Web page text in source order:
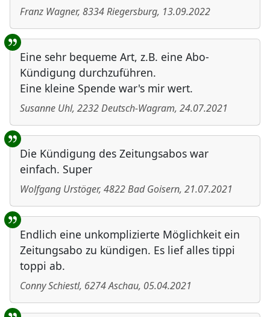
Franz Wagner, 8334Riegersburg, 13.09.2022
Eine sehr bequeme Art, z.B. eine Abo-
Kündigung durchzuführen.
Eine kleine Spende war's mir wert.
Susanne Uhl, 2232Deutsch-Wagram, 24.07.2021
Die Kündigung des Zeitungsabos war
einfach. Super
Wolfgang Urstöger, 4822Bad Goisern, 21.07.2021
Endlich eine unkomplizierte Möglichkeit ein
Zeitungsabo zu kündigen. Es lief alles tippi
toppi ab.
Conny Schiestl, 6274Aschau, 05.04.2021